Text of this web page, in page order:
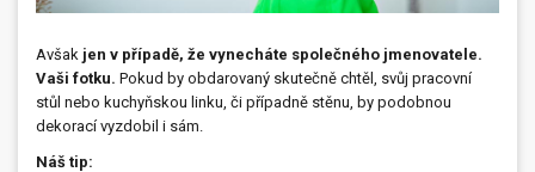
Avšak jen v případě, že vynecháte společného jmenovatele.
Vaši fotku. Pokud by obdarovaný skutečně chtěl, svůj pracovní
stůl nebo kuchyňskou linku, či případně stěnu, by podobnou
dekorací vyzdobil i sám.
Náš tip: